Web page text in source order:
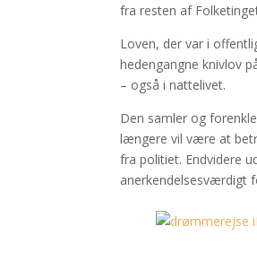
fra resten af
Loven, der var i
hedengangne knivlov
– også i nattelivet.
Den samler og
længere vil være at
fra politiet. Endvidere
anerkendelsesværdigt